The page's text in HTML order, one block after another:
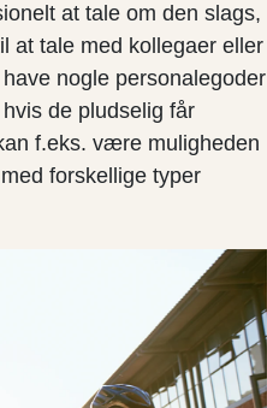
at tale om den slags,
at tale med kollegaer eller
nogle personalegoder
de pludselig får
f.eks. være muligheden
forskellige typer